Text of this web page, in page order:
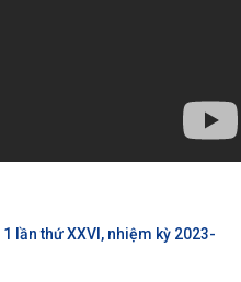
lần thứ XXVI, nhiệm kỳ 2023-